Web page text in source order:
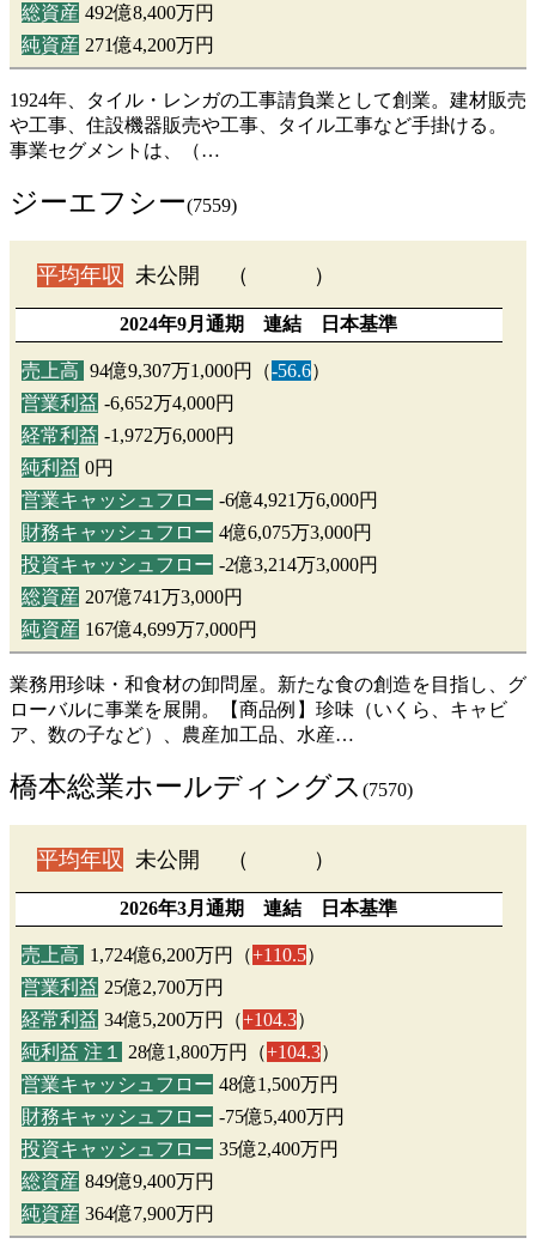
総資産 492億8,400万円
純資産 271億4,200万円
1924年、タイル・レンガの工事請負業として創業。建材販売
や工事、住設機器販売や工事、タイル工事など手掛ける。
事業セグメントは、（…
ジーエフシー(7559)
平均年収 未公開 （ ）
2024年9月通期 連結 日本基準
売上高 94億9,307万1,000円（-56.6）
営業利益 -6,652万4,000円
経常利益 -1,972万6,000円
純利益 0円
営業キャッシュフロー -6億4,921万6,000円
財務キャッシュフロー 4億6,075万3,000円
投資キャッシュフロー -2億3,214万3,000円
総資産 207億741万3,000円
純資産 167億4,699万7,000円
業務用珍味・和食材の卸問屋。新たな食の創造を目指し、グ
ローバルに事業を展開。【商品例】珍味（いくら、キャビ
ア、数の子など）、農産加工品、水産…
橋本総業ホールディングス (7570)
平均年収 未公開 （ ）
2026年3月通期 連結 日本基準
売上高 1,724億6,200万円（+110.5）
営業利益 25億2,700万円
経常利益 34億5,200万円（+104.3）
純利益 注１
28億1,800万円（+104.3）
営業キャッシュフロー 48億1,500万円
財務キャッシュフロー -75億5,400万円
投資キャッシュフロー 35億2,400万円
総資産 849億9,400万円
純資産 364億7,900万円